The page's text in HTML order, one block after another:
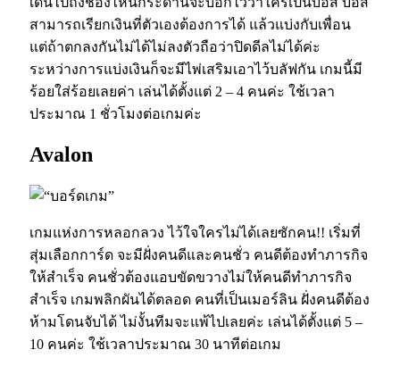
สามารถเรียกเงินที่ตัวเองต้องการได้ แล้วแบ่งกับเพื่อน
แต่ถ้าตกลงกันไม่ได้ไม่ลงตัวถือว่าปิดดีลไม่ได้ค่ะ
ระหว่างการแบ่งเงินก็จะมีไพ่เสริมเอาไว้บลัฟกัน เกมนี้มี
ร้อยใส่ร้อยเลยค่า เล่นได้ตั้งแต่ 2 – 4 คนค่ะ ใช้เวลา
ประมาณ 1 ชั่วโมงต่อเกมค่ะ
Avalon
เกมแห่งการหลอกลวง ไว้ใจใครไม่ได้เลยซักคน!! เริ่มที่
สุ่มเลือกการ์ด จะมีฝั่งคนดีและคนชั่ว คนดีต้องทำภารกิจ
ให้สำเร็จ คนชั่วต้องแอบขัดขวางไม่ให้คนดีทำภารกิจ
สำเร็จ เกมพลิกผันได้ตลอด คนที่เป็นเมอร์ลิน ฝั่งคนดีต้อง
ห้ามโดนจับได้ ไม่งั้นทีมจะแพ้ไปเลยค่ะ เล่นได้ตั้งแต่ 5 –
10 คนค่ะ ใช้เวลาประมาณ 30 นาทีต่อเกม